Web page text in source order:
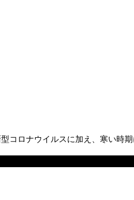
コロナウイルスに加え、寒い時